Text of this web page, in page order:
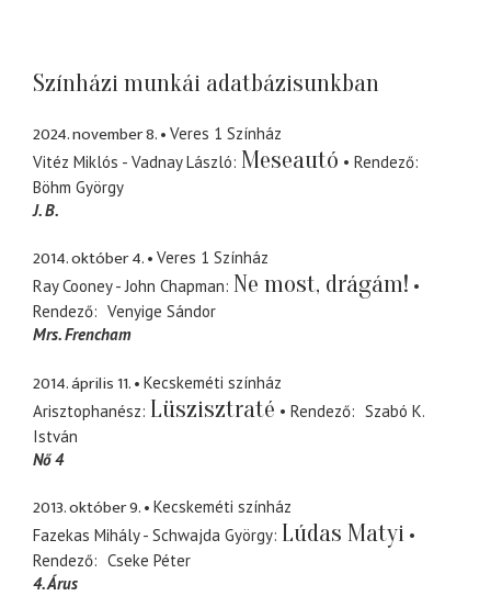
Színházi munkái adatbázisunkban
2024. november 8.
Veres 1 Színház
Vitéz Miklós - Vadnay László Meseautó
Rendező
Böhm György
J. B.
2014. október 4.
Veres 1 Színház
Ray Cooney - John Chapman Ne most, drágám!
Rendező
Venyige Sándor
Mrs. Frencham
2014. április 11.
Kecskeméti színház
Arisztophanész Lüszisztraté Rendező
Szabó K.
István
Nő 4
2013. október 9.
Kecskeméti színház
Fazekas Mihály - Schwajda György Lúdas Matyi
Rendező
Cseke Péter
4. Árus